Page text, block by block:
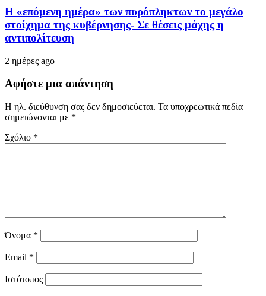
Η «επόμενη ημέρα» των πυρόπληκτων το μεγάλο
στοίχημα της κυβέρνησης- Σε θέσεις μάχης η
αντιπολίτευση
2 ημέρες ago
Αφήστε μια απάντηση
Η ηλ. διεύθυνση σας δεν δημοσιεύεται. Τα υποχρεωτικά πεδία
σημειώνονται με *
Σχόλιο *
Όνομα *
Email *
Ιστότοπος